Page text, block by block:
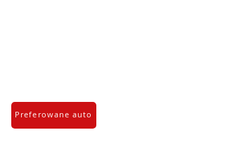
Preferowane auto